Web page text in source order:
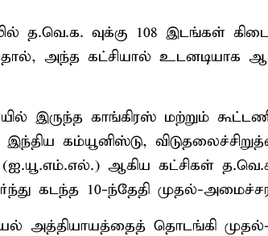
த.வெ.க. வுக்கு 108 இடங்கள்
அந்த கட்சியால் உடனடியாக
இருந்த காங்கிரஸ் மற்றும்
கம்யூனிஸ்டு,
ஆகிய கட்சிகள்
கடந்த 10-ந்தேதி முதல்-
அத்தியாயத்தைத் தொடங்கி